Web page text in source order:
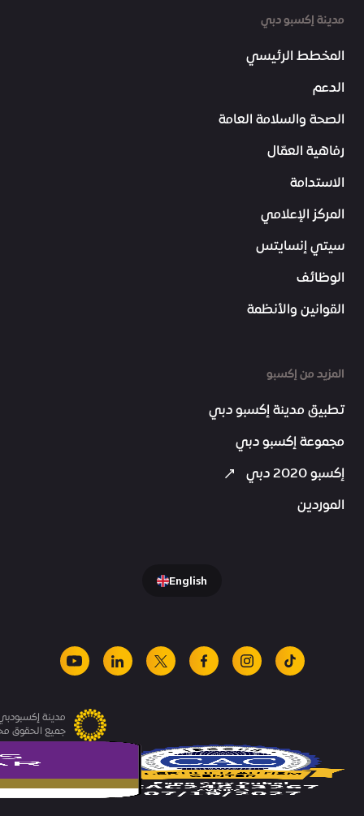
مدينة إكسبو دبي
المخطط الرئيسي
الدعم
الصحة والسلامة العامة
رفاهية العمّال
الاستدامة
المركز الإعلامي
سيتي إنسايتس
الوظائف
القوانين والأنظمة
المزيد من إكسبو
تطبيق مدينة إكسبو دبي
مجموعة إكسبو دبي
إكسبو 2020 دبي
الموردين
English
tiktok
instagram
facebook
x
linkedin
youtube
مدينة
جميع الحقوق